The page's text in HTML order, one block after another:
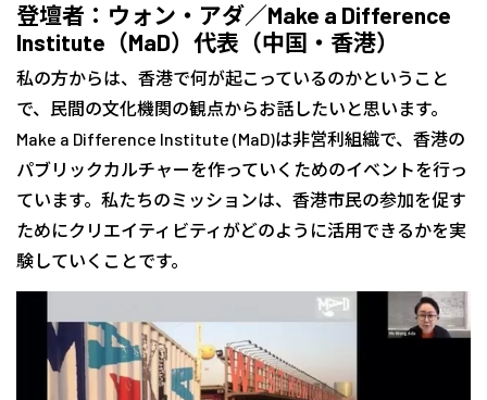
登壇者：ウォン・アダ／Make a Difference
Institute（MaD）代表（中国・香港）
私の方からは、香港で何が起こっているのかということ
で、民間の文化機関の観点からお話したいと思います。
Make a Difference Institute (MaD)は非営利組織で、香港の
パブリックカルチャーを作っていくためのイベントを行っ
ています。私たちのミッションは、香港市民の参加を促す
ためにクリエイティビティがどのように活用できるかを実
験していくことです。